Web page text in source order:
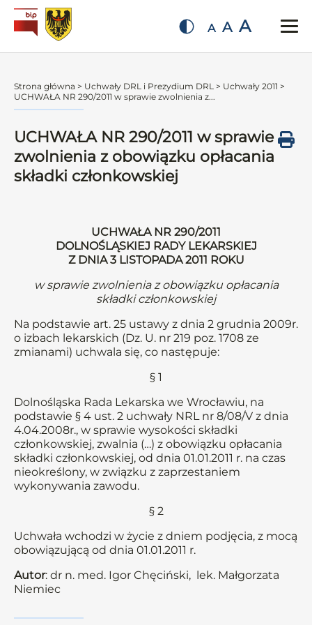
A A A
Strona główna > Uchwały DRL i Prezydium DRL > Uchwały 2011 >
UCHWAŁA NR 290/2011 w sprawie zwolnienia z...
UCHWAŁA NR 290/2011 w sprawie
zwolnienia z obowiązku opłacania
składki członkowskiej
UCHWAŁA NR 290/2011
DOLNOŚLĄSKIEJ RADY LEKARSKIEJ
Z DNIA 3 LISTOPADA 2011 ROKU
w sprawie zwolnienia z obowiązku opłacania
składki członkowskiej
Na podstawie art. 25 ustawy z dnia 2 grudnia 2009r.
o izbach lekarskich (Dz. U. nr 219 poz. 1708 ze
zmianami) uchwala się, co następuje:
§ 1
Dolnośląska Rada Lekarska we Wrocławiu, na
podstawie § 4 ust. 2 uchwały NRL nr 8/08/V z dnia
4.04.2008r., w sprawie wysokości składki
członkowskiej, zwalnia (…) z obowiązku opłacania
składki członkowskiej, od dnia 01.01.2011 r. na czas
nieokreślony, w związku z zaprzestaniem
wykonywania zawodu.
§ 2
Uchwała wchodzi w życie z dniem podjęcia, z mocą
obowiązującą od dnia 01.01.2011 r.
Autor: dr n. med. Igor Chęciński, lek. Małgorzata
Niemiec